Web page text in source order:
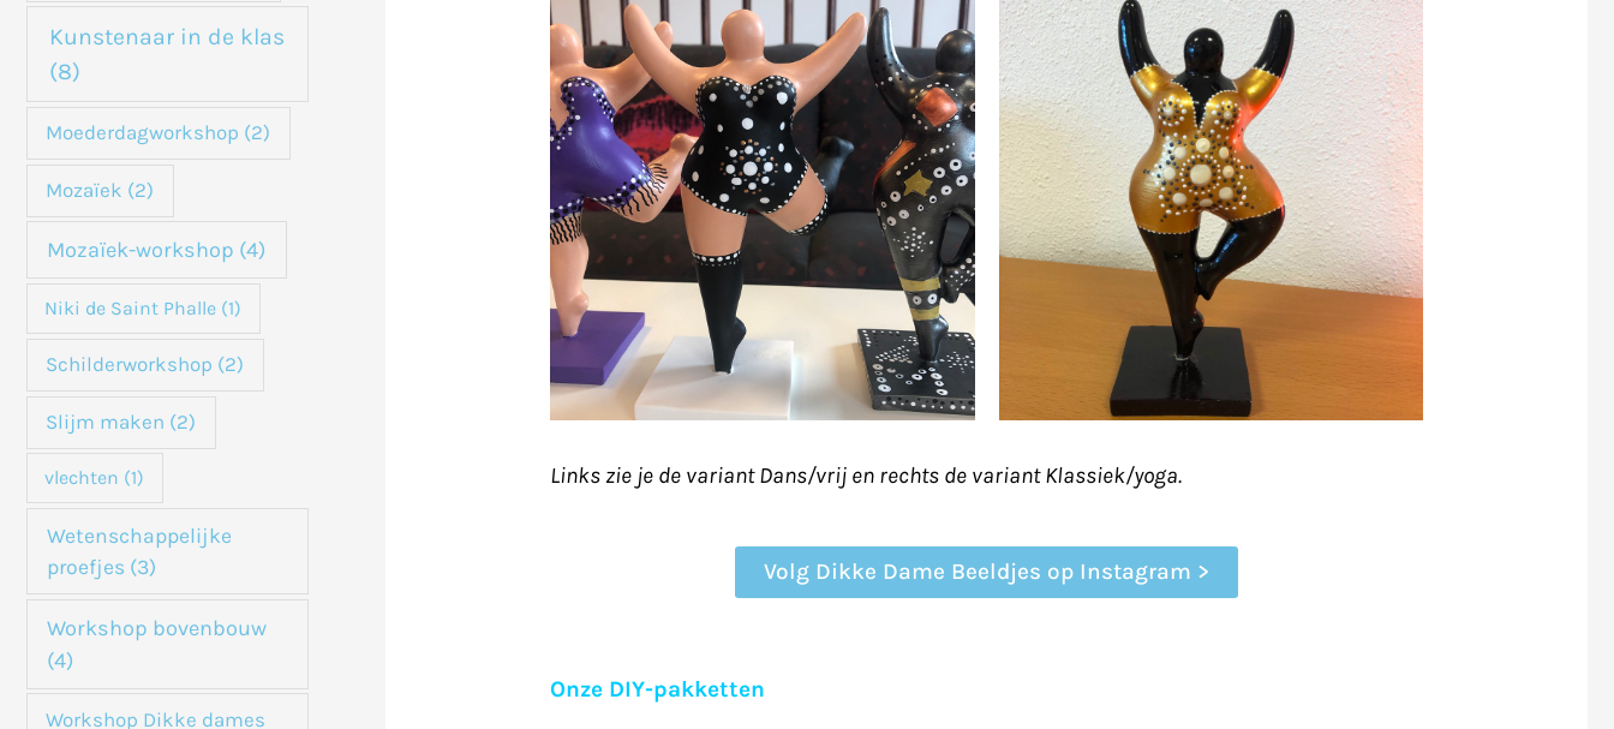
Kunstenaar in de klas
(8)
Moederdagworkshop (2)
Mozaïek (2)
Mozaïek-workshop (4)
Niki de Saint Phalle (1)
Schilderworkshop (2)
Slijm maken (2)
vlechten (1)
Wetenschappelijke
proefjes (3)
Workshop bovenbouw
(4)
Workshop Dikke dames
Links zie je de variant Dans/vrij en rechts de variant Klassiek/yoga.
Volg Dikke Dame Beeldjes op Instagram >
Onze DIY-pakketten